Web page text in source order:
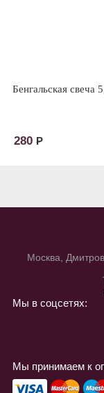
Бенгальская свеча
280 Р
Москва,
Мы в соцсетях:
Мы принимаем к